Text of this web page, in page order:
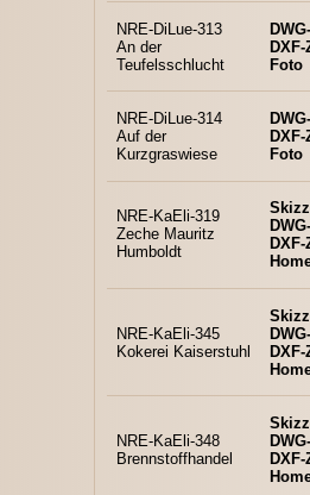
NRE-DiLue-313
An der
Teufelsschlucht
Foto
NRE-DiLue-314
Auf der
Kurzgraswiese
Foto
NRE-KaEli-319
Zeche Mauritz
Humboldt
NRE-KaEli-345
Kokerei Kaiserstuhl
NRE-KaEli-348
Brennstoffhandel